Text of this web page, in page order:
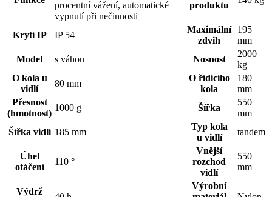
procentní vážení, automatické
vypnutí při nečinnosti
produktu
Krytí IP IP 54
Maximální
zdvih
195
mm
Model
s váhou Nosnost
2000
kg
O kola u
vidlí
80 mm
O řídicího
kola
180
mm
Přesnost
(hmotnost)
1000 g Šířka
550
mm
Šířka vidlí 185 mm
Typ kola
u vidlí
tandem
Úhel
otáčení
110 °
Vnější
rozchod
vidlí
550
mm
Výdrž
Výrobní